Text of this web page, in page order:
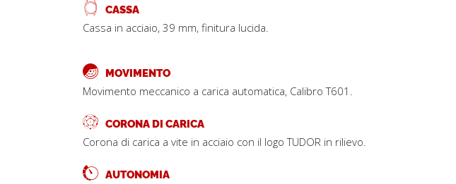
CASSA
Cassa in acciaio, 39 mm, finitura lucida.
MOVIMENTO
Movimento meccanico a carica automatica, Calibro T601.
CORONA DI CARICA
Corona di carica a vite in acciaio con il logo TUDOR in rilievo.
AUTONOMIA